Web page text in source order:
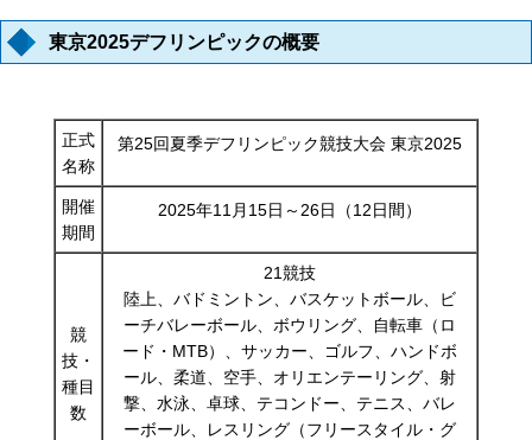
東京2025デフリンピックの概要
正式
名称
第25回夏季デフリンピック競技大会 東京2025
開催
期間
2025年11月15日～ 26日 （12日間）
競
技・
種目
数
21競技
陸上、バドミントン、バスケットボール、ビ
ーチバレーボール、ボウリング、自転車（ロ
ード・MTB）、サッカー、ゴルフ、ハンドボ
ール、柔道、空手、オリエンテーリング、射
撃、水泳、卓球、テコンドー、テニス、バレ
ーボール、レスリング（フリースタイル・グ